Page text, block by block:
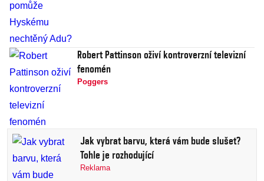
Robert Pattinson oživí kontroverzní televizní
fenomén
Poggers
Jak vybrat barvu, která vám bude slušet?
Tohle je rozhodující
Reklama